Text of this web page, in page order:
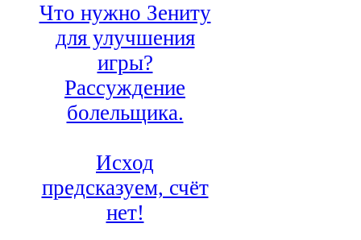
Что нужно Зениту
для улучшения
игры?
Рассуждение
болельщика.
Исход
предсказуем, счёт
нет!